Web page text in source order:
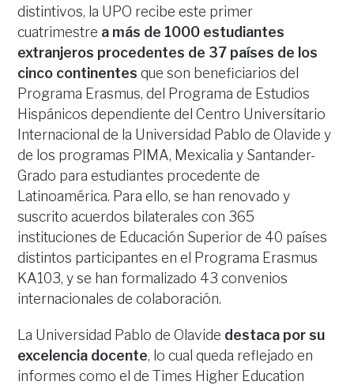
distintivos, la UPO recibe este primer
cuatrimestre a más de 1000 estudiantes
extranjeros procedentes de 37 países de los
cinco continentes que son beneficiarios del
Programa Erasmus, del Programa de Estudios
Hispánicos dependiente del Centro Universitario
Internacional de la Universidad Pablo de Olavide y
de los programas PIMA, Mexicalia y Santander-
Grado para estudiantes procedente de
Latinoamérica. Para ello, se han renovado y
suscrito acuerdos bilaterales con 365
instituciones de Educación Superior de 40 países
distintos participantes en el Programa Erasmus
KA103, y se han formalizado 43 convenios
internacionales de colaboración.
La Universidad Pablo de Olavide destaca por su
excelencia docente, lo cual queda reflejado en
informes como el de Times Higher Education